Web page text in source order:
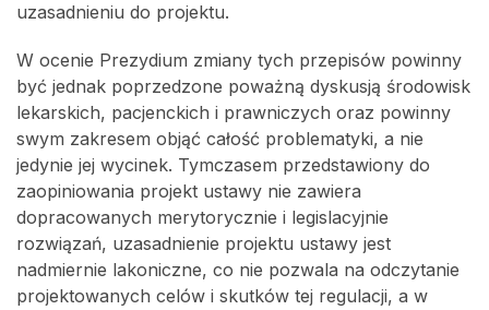
uzasadnieniu do projektu.
W ocenie Prezydium zmiany tych przepisów powinny
być jednak poprzedzone poważną dyskusją środowisk
lekarskich, pacjenckich i prawniczych oraz powinny
swym zakresem objąć całość problematyki, a nie
jedynie jej wycinek. Tymczasem przedstawiony do
zaopiniowania projekt ustawy nie zawiera
dopracowanych merytorycznie i legislacyjnie
rozwiązań, uzasadnienie projektu ustawy jest
nadmiernie lakoniczne, co nie pozwala na odczytanie
projektowanych celów i skutków tej regulacji, a w